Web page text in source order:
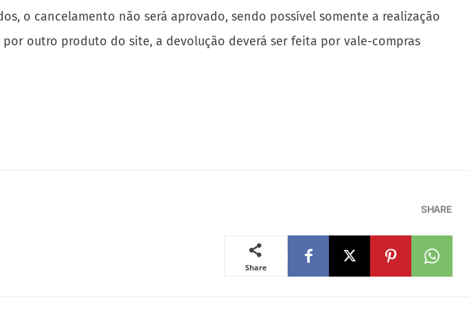
o cancelamento não será aprovado, sendo possível somente a realização
outro produto do site, a devolução deverá ser feita por vale-compras
SHARE
Share